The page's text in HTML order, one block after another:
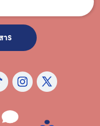
าร